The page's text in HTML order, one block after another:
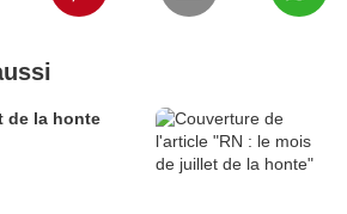
de la honte